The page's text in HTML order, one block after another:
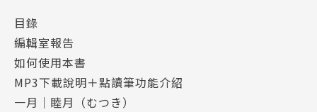
見得能實際運用在日常生活或真正了解其典故。為此，
編輯特別彙整了一整年都用得上的生活日語短句，並且
補充主題豐富的日本文化專欄，希望為讀者帶來實用而
多元的日語學習。
目錄
編輯室報告
如何使用本書
MP3下載說明＋點讀筆功能介紹
一月｜睦月（むつき）